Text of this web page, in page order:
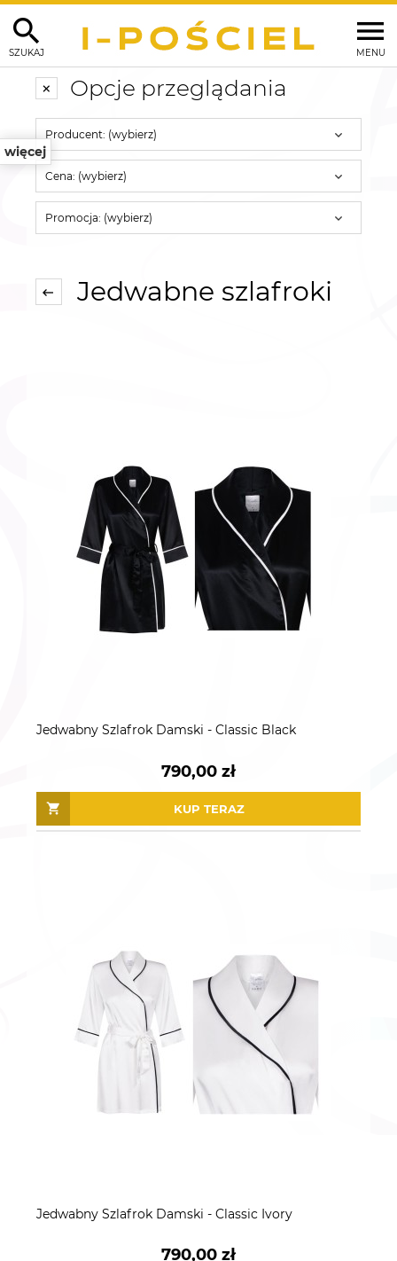
MENU
SZUKAJ
więcej
Opcje przeglądania
Producent: (wybierz)
Cena: (wybierz)
Promocja: (wybierz)
Jedwabne szlafroki
Jedwabny Szlafrok Damski - Classic Black
790,00 zł
KUP TERAZ
Jedwabny Szlafrok Damski - Classic Ivory
790,00 zł